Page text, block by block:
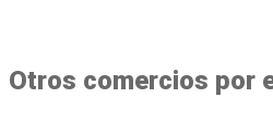
Otros comercios por